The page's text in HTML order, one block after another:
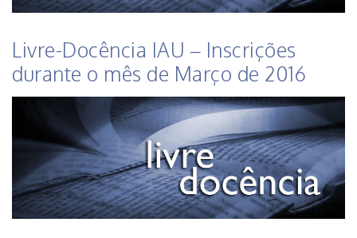
Livre-Docência IAU – Inscrições
durante o mês de Março de 2016